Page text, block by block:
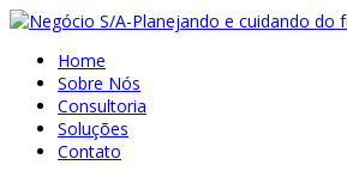
Home
Sobre Nós
Consultoria
Soluções
Contato